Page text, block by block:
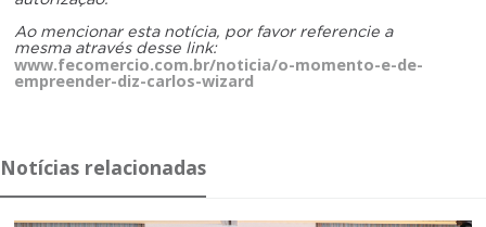
Ao mencionar esta notícia, por favor referencie a
mesma através desse link:
www.fecomercio.com.br/noticia/o-momento-e-de-
empreender-diz-carlos-wizard
Notícias relacionadas